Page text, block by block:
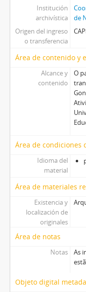
Institución
archivística
de
Origen del ingreso
o transferencia
Área de contenido y
Alcance y
contenido
O
Área de condiciones
Idioma del
material
Área de materiales
Existencia y
localización de
originales
Área de notas
Notas
As
Objeto digital